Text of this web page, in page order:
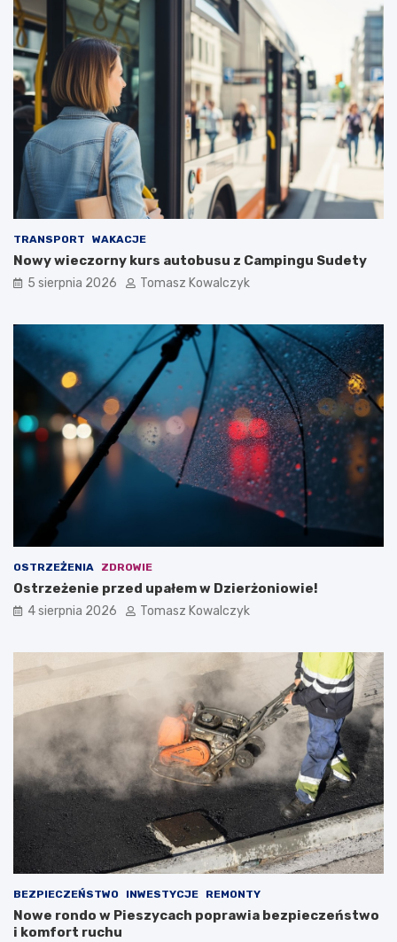
TRANSPORT WAKACJE
Nowy wieczorny kurs autobusu z Campingu Sudety
5 sierpnia 2026 Tomasz Kowalczyk
OSTRZEŻENIA ZDROWIE
Ostrzeżenie przed upałem w Dzierżoniowie!
4 sierpnia 2026 Tomasz Kowalczyk
BEZPIECZEŃSTWO INWESTYCJE REMONTY
Nowe rondo w Pieszycach poprawia bezpieczeństwo
i komfort ruchu